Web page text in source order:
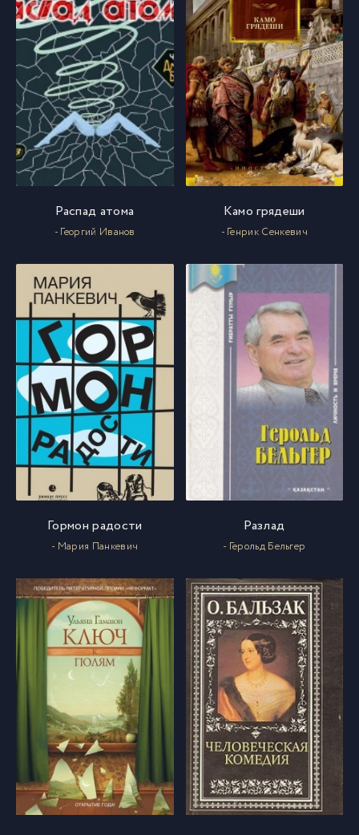
Распад атома
- Георгий Иванов
Камо грядеши
- Генрик Сенкевич
Гормон радости
- Мария Панкевич
Разлад
- Герольд Бельгер